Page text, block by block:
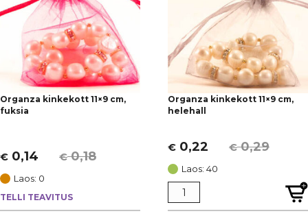
Organza kinkekott 11×9 cm,
fuksia
€0,18
Algne
hind
oli:
€ 0,18.
€ 0,14
Current
price
is:
€ 0,14.
Laos: 0
TELLI TEAVITUS
Organza kinkekott 11×9 cm,
helehall
€0,29
Algne
hind
oli:
€ 0,29.
€ 0,22
Current
price
is:
€ 0,22.
Laos: 40